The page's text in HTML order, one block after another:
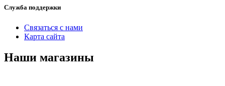
Служба поддержки
Связаться с нами
Карта сайта
Наши магазины